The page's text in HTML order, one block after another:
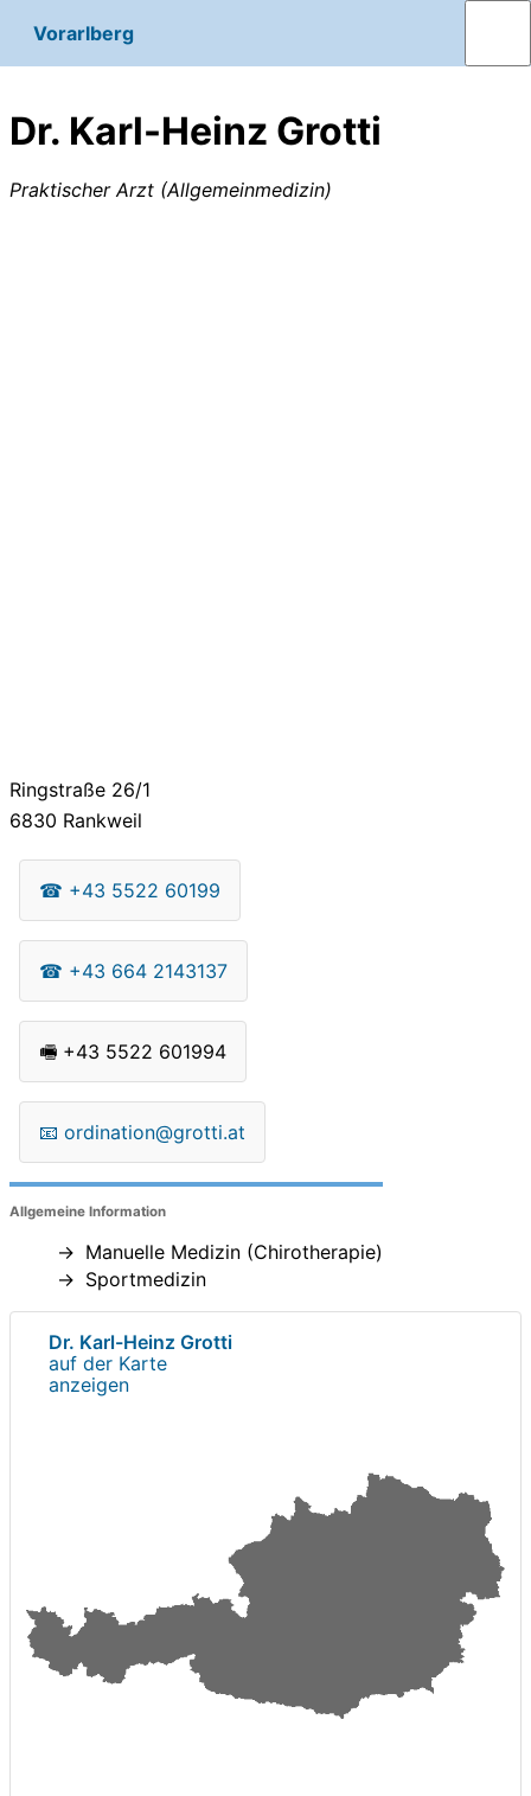
Vorarlberg
Dr. Karl-Heinz Grotti
Praktischer Arzt (Allgemeinmedizin)
Ringstraße 26/1
6830 Rankweil
☎ +43 5522 60199
☎ +43 664 2143137
🖷 +43 5522 601994
📧 ordination@grotti.at
Allgemeine Information
Manuelle Medizin (Chirotherapie)
Sportmedizin
Dr. Karl-Heinz Grotti
auf der Karte
anzeigen